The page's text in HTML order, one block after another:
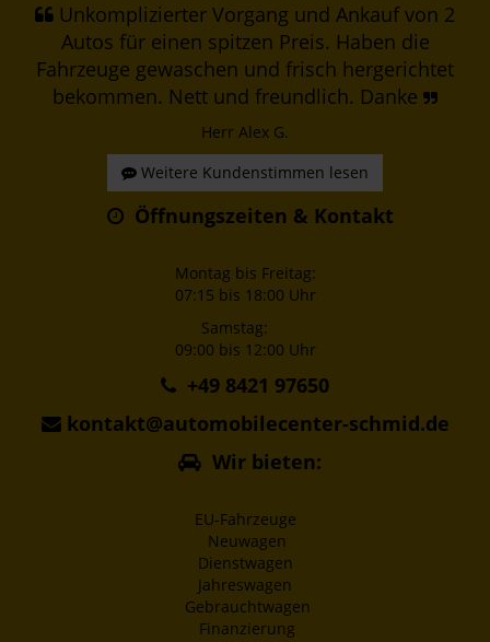
Unkomplizierter Vorgang und Ankauf von 2
Autos für einen spitzen Preis. Haben die
Fahrzeuge gewaschen und frisch hergerichtet
bekommen. Nett und freundlich. Danke
Herr Alex G.
Weitere Kundenstimmen lesen
Öffnungszeiten & Kontakt
Montag bis Freitag:
07:15 bis 18:00 Uhr
Samstag:
09:00 bis 12:00 Uhr
+49 8421 97650
kontakt@automobilecenter-schmid.de
Wir bieten:
EU-Fahrzeuge
Neuwagen
Dienstwagen
Jahreswagen
Gebrauchtwagen
Finanzierung